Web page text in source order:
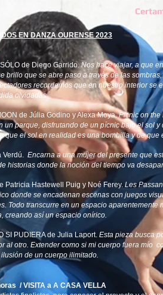
EN DANZA OURENSE 2023
de Diego Garrido.Nos hace viajar, a que
brillo que se abre paso a través de las
recordemos que en nuestro interior
olvidadas.
de Júlia Godino y Alexa Moya.Picnic on the
un parque, disfrutando de un pícnic bajo el sol
que el sol en realidad es una bombilla y de
Verdú. Encarna a una mujer del presente que
historias donde la noción del tiempo va
Patricia Hastewell Puig y Noé Ferey. Les
donde se encadenan escenas con juegos
Todo transcurre en un espacio
creando así un espacio onírico.
SI PUDIERA de Julia Laport. Esta pieza busca
al otro. Extender como si mi cuerpo fuera
ilusión de un cuerpo ilimitado.
/ VISITA a A CASA VELLA